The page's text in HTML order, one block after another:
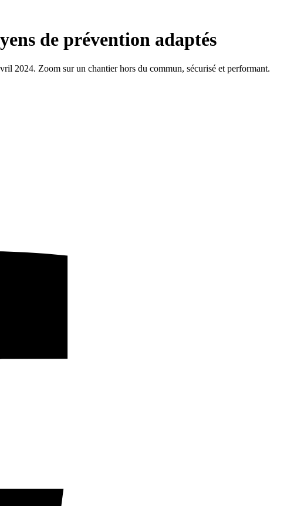
de prévention adaptés
2024. Zoom sur un chantier hors du commun, sécurisé et performant.